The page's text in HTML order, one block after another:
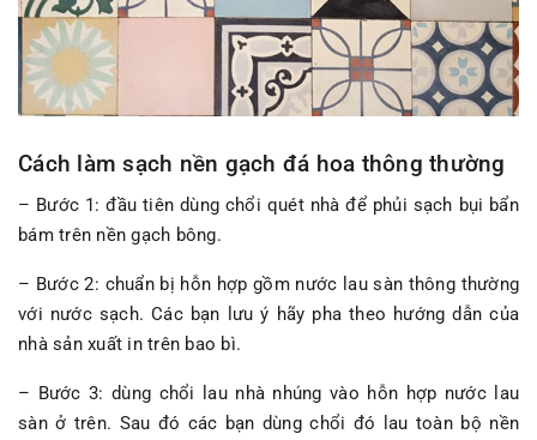
Cách làm sạch nền gạch đá hoa thông thường
– Bước 1: đầu tiên dùng chổi quét nhà để phủi sạch bụi bẩn
bám trên nền gạch bông.
– Bước 2: chuẩn bị hỗn hợp gồm nước lau sàn thông thường
với nước sạch. Các bạn lưu ý hãy pha theo hướng dẫn của
nhà sản xuất in trên bao bì.
– Bước 3: dùng chổi lau nhà nhúng vào hỗn hợp nước lau
sàn ở trên. Sau đó các bạn dùng chổi đó lau toàn bộ nền